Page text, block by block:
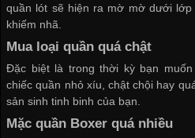
quần lót sẽ hiện ra mờ mờ dưới
khiếm nhã.
Mua loại quần quá chật
Đặc biệt là trong thời kỳ bạn
chiếc quần nhỏ xíu, chật chội hay
sản sinh tinh binh của bạn.
Mặc quần Boxer quá nhiều